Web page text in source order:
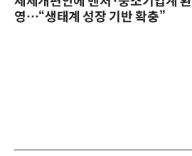
영…“생태계 성장 기반 확충”